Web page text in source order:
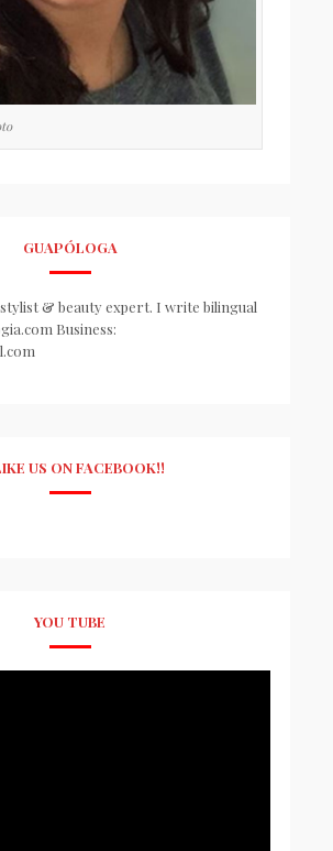
GUAPÓLOGA
stylist & beauty expert. I write bilingual
Business:
US ON FACEBOOK!!
YOU TUBE